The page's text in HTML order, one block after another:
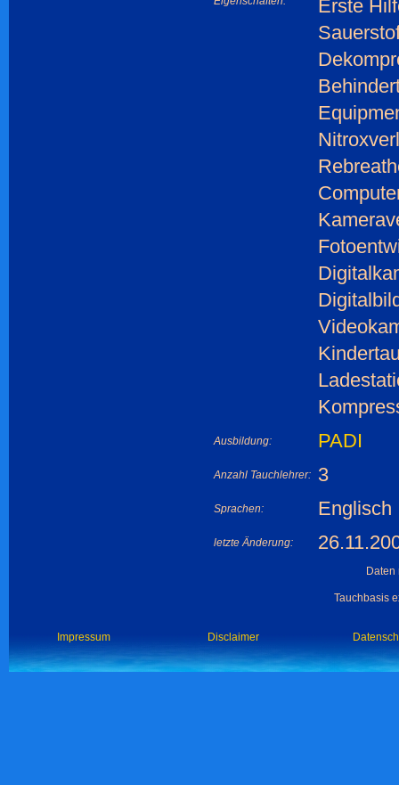
Erste
Ausbildung: PADI
Anzahl Tauchlehrer: 3
Sprachen: Englisch
letzte Änderung:
Tauchbasis
Impressum Disclaimer